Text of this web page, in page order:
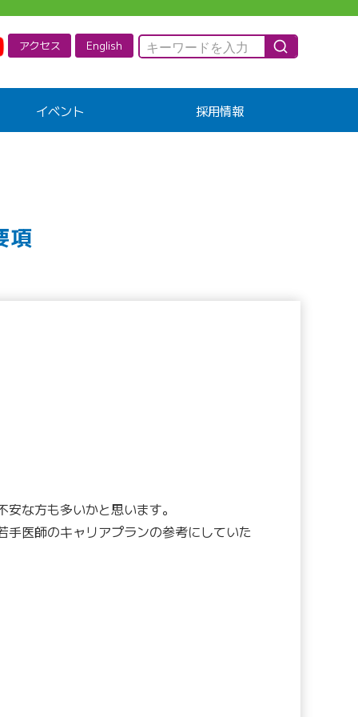
アクセス English
イベント 採用情報
項
な方も多いかと思います。
医師のキャリアプランの参考にしていた